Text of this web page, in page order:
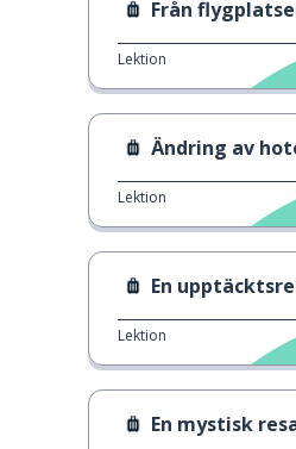
Från
Lektion
Ändring av
Lektion
En
Lektion
En mystisk